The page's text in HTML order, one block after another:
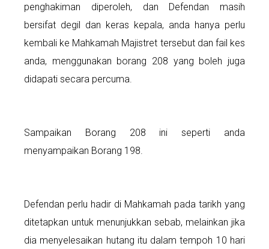
penghakiman diperoleh, dan Defendan masih
bersifat degil dan keras kepala, anda hanya perlu
kembali ke Mahkamah Majistret tersebut dan fail kes
anda, menggunakan borang 208 yang boleh juga
didapati secara percuma.
Sampaikan Borang 208 ini seperti anda
menyampaikan Borang 198.
Defendan perlu hadir di Mahkamah pada tarikh yang
ditetapkan untuk menunjukkan sebab, melainkan jika
dia menyelesaikan hutang itu dalam tempoh 10 hari